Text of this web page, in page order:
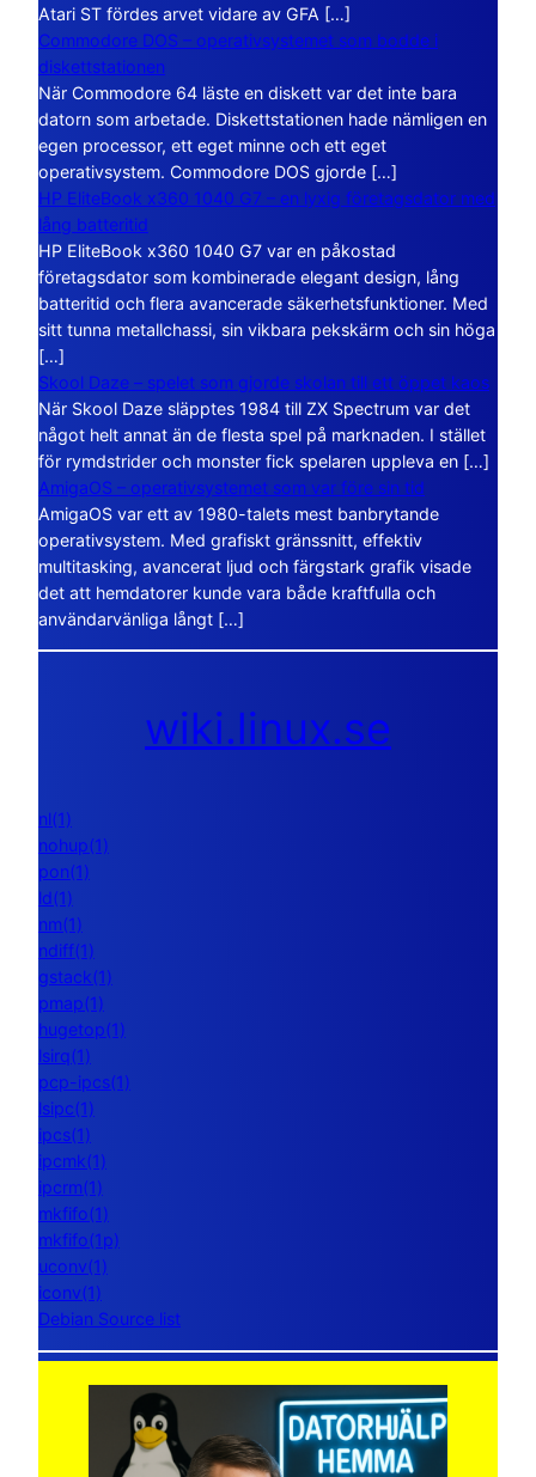
Atari ST fördes arvet vidare av GFA […]
Commodore DOS – operativsystemet som bodde i
diskettstationen
När Commodore 64 läste en diskett var det inte bara
datorn som arbetade. Diskettstationen hade nämligen en
egen processor, ett eget minne och ett eget
operativsystem. Commodore DOS gjorde […]
HP EliteBook x360 1040 G7 – en lyxig företagsdator med
lång batteritid
HP EliteBook x360 1040 G7 var en påkostad
företagsdator som kombinerade elegant design, lång
batteritid och flera avancerade säkerhetsfunktioner. Med
sitt tunna metallchassi, sin vikbara pekskärm och sin höga
[…]
Skool Daze – spelet som gjorde skolan till ett öppet kaos
När Skool Daze släpptes 1984 till ZX Spectrum var det
något helt annat än de flesta spel på marknaden. I stället
för rymdstrider och monster fick spelaren uppleva en […]
AmigaOS – operativsystemet som var före sin tid
AmigaOS var ett av 1980-talets mest banbrytande
operativsystem. Med grafiskt gränssnitt, effektiv
multitasking, avancerat ljud och färgstark grafik visade
det att hemdatorer kunde vara både kraftfulla och
användarvänliga långt […]
wiki.linux.se
nl(1)
nohup(1)
pon(1)
ld(1)
nm(1)
ndiff(1)
gstack(1)
pmap(1)
hugetop(1)
lsirq(1)
pcp-ipcs(1)
lsipc(1)
ipcs(1)
ipcmk(1)
ipcrm(1)
mkfifo(1)
mkfifo(1p)
uconv(1)
iconv(1)
Debian Source list